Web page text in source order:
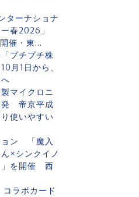
ターナショナ
ー春2026」
催・東...
プチプチ株
月1日から、
マイクロニ
発 帝京平成
使いやすい
ョン 「魔入
×シンクイノ
」を開催 西
ラボカード